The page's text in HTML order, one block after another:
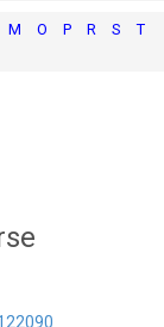
M O P R S
T